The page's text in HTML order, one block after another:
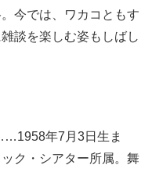
今では、ワカコともす
談を楽しむ姿もしばし
年7月3日生ま
ク・シアター所属。舞